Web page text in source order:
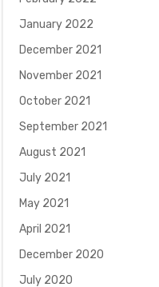
January 2022
December 2021
November 2021
October 2021
September 2021
August 2021
July 2021
May 2021
April 2021
December 2020
July 2020